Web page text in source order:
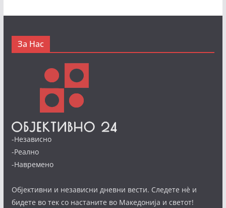
За Нас
-Независно
-Реално
-Навремено
Објективни и независни дневни вести. Следете нè и
бидете во тек со настаните во Македонија и светот!